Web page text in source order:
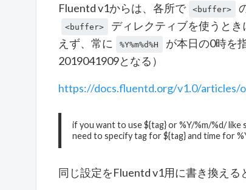
Fluentd v1からは、各所で <buffer>
<buffer> ディレクティブを使うとき
えず、常に
%Y%m%d%H
が本日の0時を
2019041909となる）
https://docs.fluentd.org/v1.0/articles/
if you want to use ${tag} or %Y/%m/%d/ like
need to specify tag for ${tag} and time for
同じ設定をFluentd v1用に書き換える